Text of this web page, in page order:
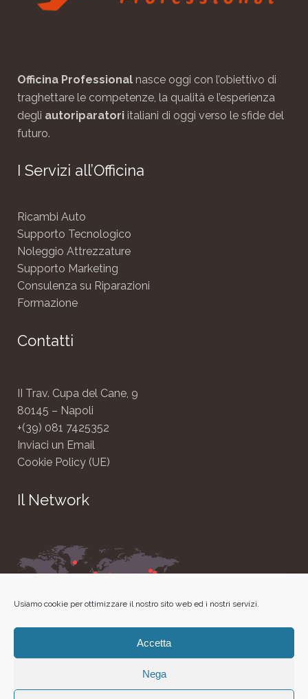
Usiamo cookie per ottimizzare il nostro sito web ed i nostri servizi.
Accetta
Nega
Officina Professional nasce oggi con l’obiettivo di
traghettare le competenze, la qualità e l’esperienza
degli autoriparatori italiani di oggi verso le sfide del
futuro.
I Servizi all’Officina
Ricambi Auto
Supporto Tecnologico
Noleggio Attrezzature
Supporto Marketing
Consulenza su Riparazioni
Formazione
Contatti
II Trav. Cupa del Cane, 9
80145 – Napoli
+(39) 081 7425352
Inviaci un Email
Cookie Policy (UE)
Il Network